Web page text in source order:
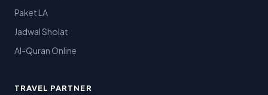
Paket LA
Jadwal Sholat
Al-Quran Online
TRAVEL PARTNER